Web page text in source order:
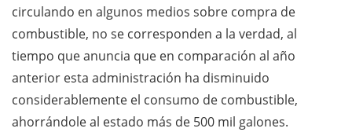
circulando en algunos medios sobre compra de
combustible, no se corresponden a la verdad, al
tiempo que anuncia que en comparación al año
anterior esta administración ha disminuido
considerablemente el consumo de combustible,
ahorrándole al estado más de 500 mil galones.